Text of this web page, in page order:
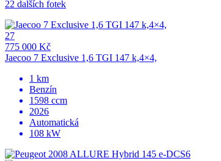
22 dalších fotek
27
775 000 Kč
Jaecoo 7 Exclusive 1,6 TGI 147 k,4×4,
1 km
Benzín
1598 ccm
2026
Automatická
108 kW